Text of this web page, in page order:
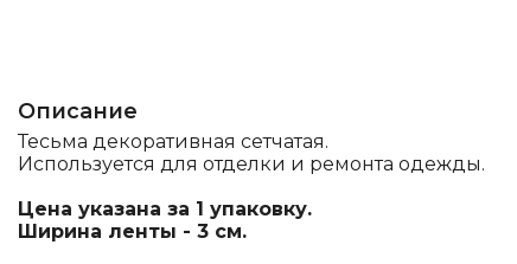
Описание
Тесьма декоративная сетчатая.
Используется для отделки и ремонта одежды.
Цена указана за 1 упаковку.
Ширина ленты - 3 см.